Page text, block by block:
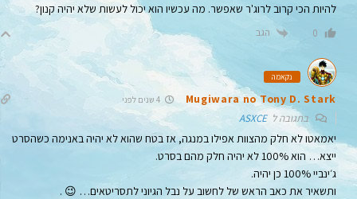
להיות הכי קרוב לרוג'ר שאפשר. מה עכשיו הוא יכול לעשות שלא יהיה קנון?
0 הגב
נקאמה
Mugiwara no Tony D. Stark 4 שנים לפני
בתגובה לASXCE
יאמאטו לא חלק מהצוות אפילו במנגה, אז בטח שהוא לא יהיה באנימה כשהסרט
ייצא… הוא 100% לא יהיה חלק מהם בסרט.
ג׳ינביי 100% כן יהיה.
ותשאיר את כאב הראש של לחשוב על נבל הגיוני לתסריטאים… 😉 .